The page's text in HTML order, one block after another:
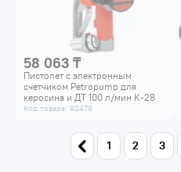
58 063 ₸
Пистолет с электронным
счетчиком Petropump для
керосина и ДТ 100 л/мин K-28
PP730002
Код товара: 92479
1 2 3